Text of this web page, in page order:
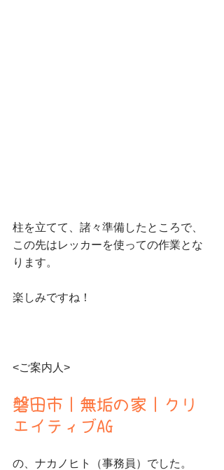
柱を立てて、諸々準備したところで、
この先はレッカーを使っての作業とな
ります。
楽しみですね！
<ご案内人>
磐田市｜無垢の家｜クリ
エイティブAG
の、ナカノヒト（事務員）でした。